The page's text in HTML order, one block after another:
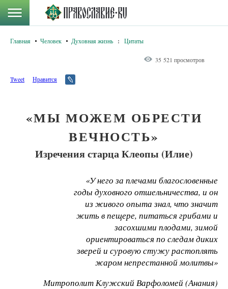
Главная Человек Духовная жизнь : Цитаты
35 521 просмотров
Tweet Нравится
«МЫ МОЖЕМ ОБРЕСТИ
ВЕЧНОСТЬ»
Изречения старца Клеопы (Илие)
«У него за плечами благословенные
годы духовного отшельничества, и он
из живого опыта знал, что значит
жить в пещере, питаться грибами и
засохшими плодами, зимой
ориентироваться по следам диких
зверей и суровую стужу растоплять
жаром непрестанной молитвы»
Митрополит Клужский Варфоломей (Анания)